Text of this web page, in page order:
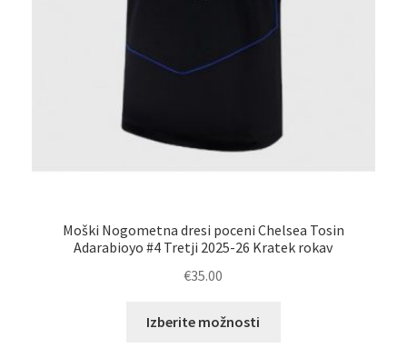
Moški Nogometna dresi poceni Chelsea Tosin
Adarabioyo #4 Tretji 2025-26 Kratek rokav
€35.00
Izberite možnosti